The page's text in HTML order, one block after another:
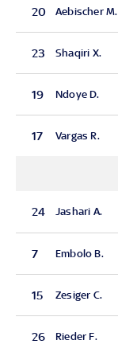
20 Aebischer M.
23 Shaqiri X.
19 Ndoye D.
17 Vargas R.
24 Jashari A.
7 Embolo B.
15 Zesiger C.
26 Rieder F.